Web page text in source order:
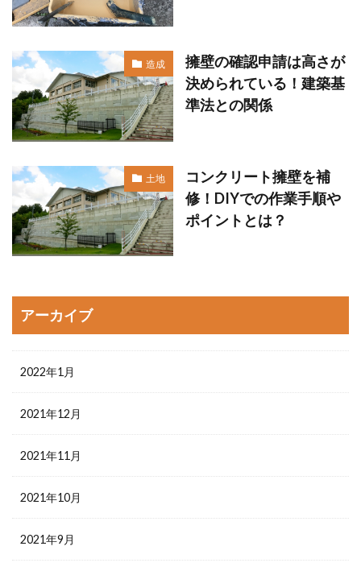
造成
擁壁の確認申請は高さが
決められている！建築基
準法との関係
土地
コンクリート擁壁を補
修！DIYでの作業手順や
ポイントとは？
アーカイブ
2022年1月
2021年12月
2021年11月
2021年10月
2021年9月